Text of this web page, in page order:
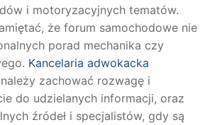
i motoryzacyjnych tematów.
że forum samochodowe nie
porad mechanika czy
Kancelaria adwokacka
zachować rozwagę i
do udzielanych informacji, oraz
źródeł i specjalistów, gdy są